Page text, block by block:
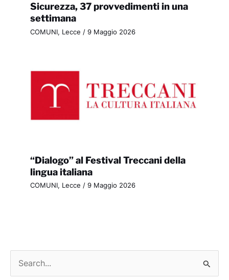
Sicurezza, 37 provvedimenti in una
settimana
COMUNI, Lecce / 9 Maggio 2026
“Dialogo” al Festival Treccani della
lingua italiana
COMUNI, Lecce / 9 Maggio 2026